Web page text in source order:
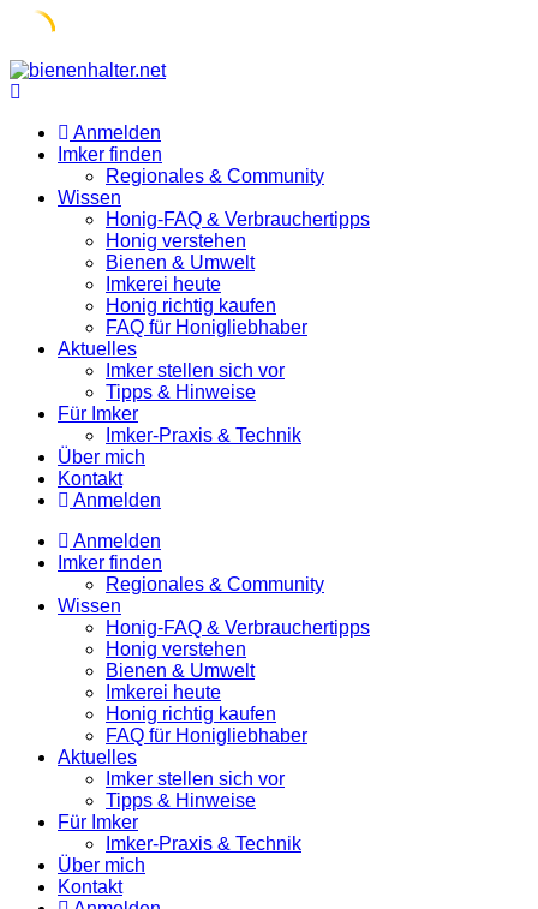
Skip
to
Anmelden
Imker finden
Regionales & Community
Wissen
Honig-FAQ & Verbrauchertipps
Honig verstehen
Bienen & Umwelt
Imkerei heute
Honig richtig kaufen
FAQ für Honigliebhaber
Aktuelles
Imker stellen sich vor
Tipps & Hinweise
Für Imker
Imker-Praxis & Technik
Über mich
Kontakt
Anmelden
Anmelden
Imker finden
Regionales & Community
Wissen
Honig-FAQ & Verbrauchertipps
Honig verstehen
Bienen & Umwelt
Imkerei heute
Honig richtig kaufen
FAQ für Honigliebhaber
Aktuelles
Imker stellen sich vor
Tipps & Hinweise
Für Imker
Imker-Praxis & Technik
Über mich
Kontakt